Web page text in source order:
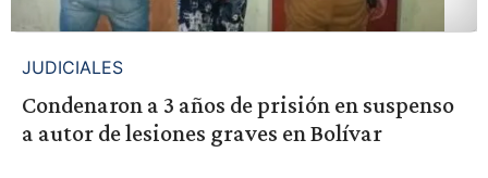
JUDICIALES
Condenaron a 3 años de prisión en suspenso
a autor de lesiones graves en Bolívar